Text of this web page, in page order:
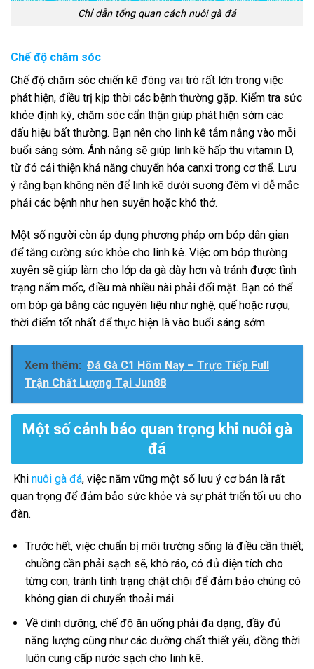
Chỉ dẫn tổng quan cách nuôi gà đá
Chế độ chăm sóc
Chế độ chăm sóc chiến kê đóng vai trò rất lớn trong việc
phát hiện, điều trị kịp thời các bệnh thường gặp. Kiểm tra sức
khỏe định kỳ, chăm sóc cẩn thận giúp phát hiện sớm các
dấu hiệu bất thường. Bạn nên cho linh kê tắm nắng vào mỗi
buổi sáng sớm. Ánh nắng sẽ giúp linh kê hấp thu vitamin D,
từ đó cải thiện khả năng chuyển hóa canxi trong cơ thể. Lưu
ý rằng bạn không nên để linh kê dưới sương đêm vì dễ mắc
phải các bệnh như hen suyễn hoặc khó thở.
Một số người còn áp dụng phương pháp om bóp dân gian
để tăng cường sức khỏe cho linh kê. Việc om bóp thường
xuyên sẽ giúp làm cho lớp da gà dày hơn và tránh được tình
trạng nấm mốc, điều mà nhiều nài phải đối mặt. Bạn có thể
om bóp gà bằng các nguyên liệu như nghệ, quế hoặc rượu,
thời điểm tốt nhất để thực hiện là vào buổi sáng sớm.
Xem thêm: Đá Gà C1 Hôm Nay – Trực Tiếp Full
Trận Chất Lượng Tại Jun88
Một số cảnh báo quan trọng khi nuôi gà
đá
Khi nuôi gà đá, việc nắm vững một số lưu ý cơ bản là rất
quan trọng để đảm bảo sức khỏe và sự phát triển tối ưu cho
đàn.
Trước hết, việc chuẩn bị môi trường sống là điều cần thiết;
chuồng cần phải sạch sẽ, khô ráo, có đủ diện tích cho
từng con, tránh tình trạng chật chội để đảm bảo chúng có
không gian di chuyển thoải mái.
Về dinh dưỡng, chế độ ăn uống phải đa dạng, đầy đủ
năng lượng cũng như các dưỡng chất thiết yếu, đồng thời
luôn cung cấp nước sạch cho linh kê.